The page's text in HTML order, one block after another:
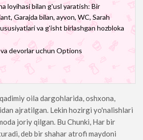
loyihasi bilan g'usl yaratish: Bir
Garajda bilan, ayvon, WC, Sarah
va g'isht birlashgan hozbloka
devorlar uchun Options
oila dargohlarida, oshxona,
ajratilgan. Lekin hozirgi yo'nalishlari
joriy qilgan. Bu Chunki, Har bir
deb bir shahar atrofi maydoni